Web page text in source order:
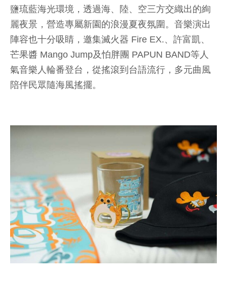
鹽琉藍海光環境，透過海、陸、空三方交織出的絢
麗夜景，營造專屬新園的浪漫夏夜氛圍。音樂演出
陣容也十分吸睛，邀集滅火器 Fire EX.、許富凱、
芒果醬 Mango Jump及怕胖團 PAPUN BAND等人
氣音樂人輪番登台，從搖滾到台語流行，多元曲風
陪伴民眾隨海風搖擺。